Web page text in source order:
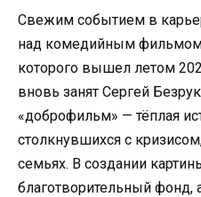
Свежим событием в
над комедийным фильмом
которого вышел летом
вновь занят Сергей
«доброфильм» — тёплая
столкнувшихся с
семьях. В создании
благотворительный фонд,